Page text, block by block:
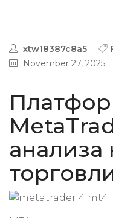
xtw18387c8a5
November 27, 2025
анализа